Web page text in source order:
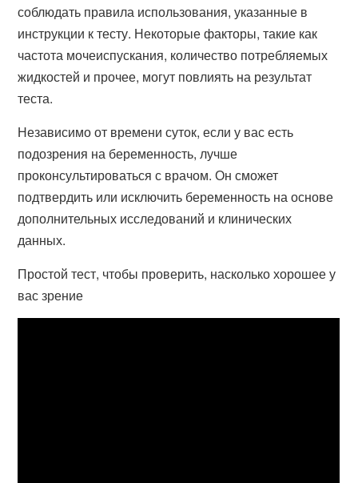
соблюдать правила использования, указанные в
инструкции к тесту. Некоторые факторы, такие как
частота мочеиспускания, количество потребляемых
жидкостей и прочее, могут повлиять на результат
теста.
Независимо от времени суток, если у вас есть
подозрения на беременность, лучше
проконсультироваться с врачом. Он сможет
подтвердить или исключить беременность на основе
дополнительных исследований и клинических
данных.
Простой тест, чтобы проверить, насколько хорошее у
вас зрение